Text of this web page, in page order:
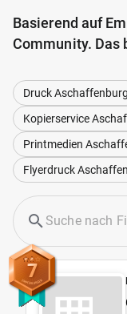
Basierend auf
Community. Das
Druck Aschaffenburg
Kopierservice
Printmedien
Flyerdruck
7